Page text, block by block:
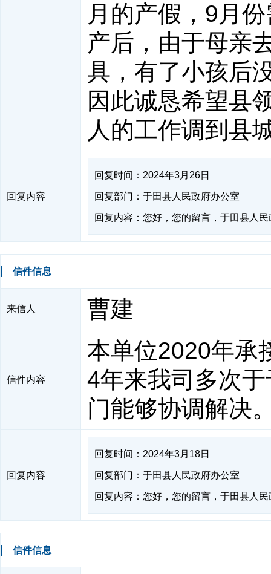
月的产假，9月
产后，由于母亲
具，有了小孩后
因此诚恳希望县
人的工作调到县
回复内容
回复时间：2024年3月26日
回复部门：于田县人民政府办公室
回复内容：您好，您的留言，于田县人
信件信息
来信人 曹建
信件内容
本单位2020年承
4年来我司多次
门能够协调解决
回复内容
回复时间：2024年3月18日
回复部门：于田县人民政府办公室
回复内容：您好，您的留言，于田县人
信件信息